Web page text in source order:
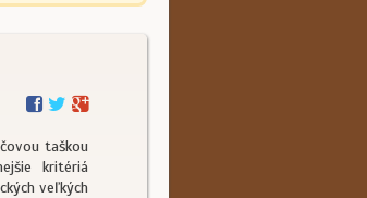
taškou
kritériá
veľkých